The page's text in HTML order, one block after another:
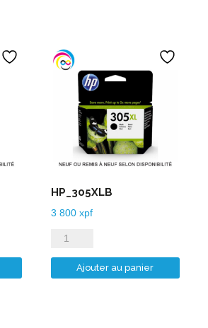
HP_305XLB
3 800 xpf
quantité
de
HP_305XLB
Ajouter au panier